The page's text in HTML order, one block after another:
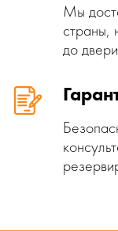
Мы
страны,
до